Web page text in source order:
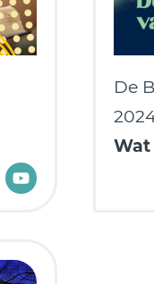
De
Wat